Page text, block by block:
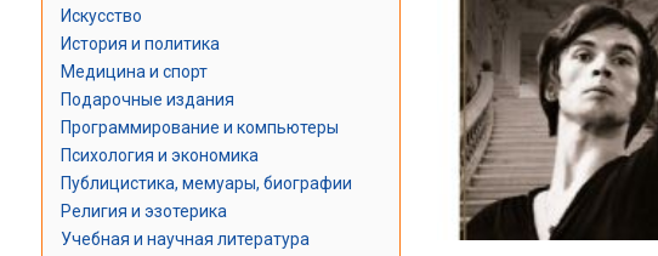
Искусство
История и политика
Медицина и спорт
Подарочные издания
Программирование и компьютеры
Психология и экономика
Публицистика, мемуары, биографии
Религия и эзотерика
Учебная и научная литература